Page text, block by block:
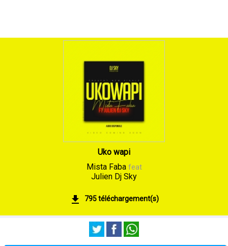
Uko wapi
Mista Faba feat
Julien Dj Sky
795 téléchargement(s)